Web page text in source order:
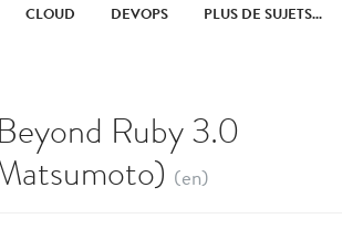
CLOUD DEVOPS PLUS DE SUJETS...
Ruby 3.0
(en)